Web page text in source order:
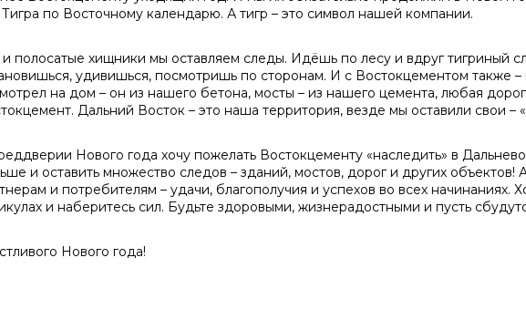
Тигра по Восточному календарю. А тигр – это символ нашей компании.
и полосатые хищники мы оставляем следы. Идёшь по лесу и вдруг тигриный
удивишься, посмотришь по сторонам. И с Востокцементом также
на дом – он из нашего бетона, мосты – из нашего цемента, любая
Дальний Восток – это наша территория, везде мы оставили свои –
Нового года хочу пожелать Востокцементу «наследить» в
и оставить множество следов – зданий, мостов, дорог и других
и потребителям – удачи, благополучия и успехов во всех начинаниях.
и наберитесь сил. Будьте здоровыми, жизнерадостными и пусть
Нового года!